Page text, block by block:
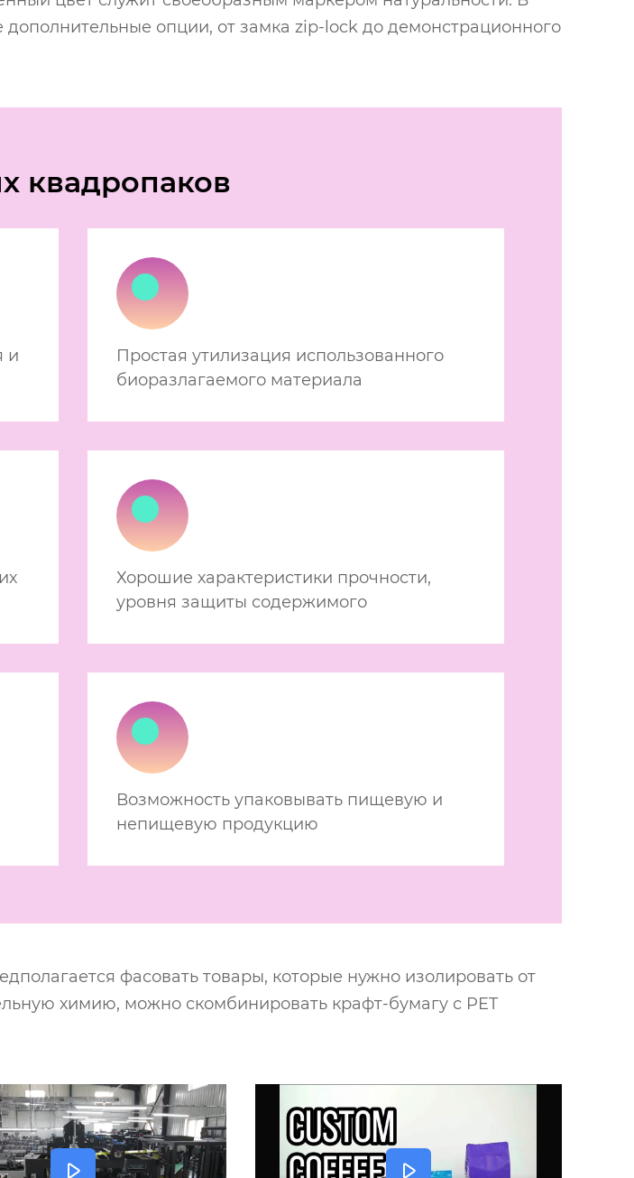
опции, от замка zip-lock до демонстрационного
квадропаков
и
Простая утилизация использованного
биоразлагаемого материала
Хорошие характеристики прочности,
уровня защиты содержимого
Возможность упаковывать пищевую и
непищевую продукцию
фасовать товары, которые нужно изолировать от
химию, можно скомбинировать крафт-бумагу с PET